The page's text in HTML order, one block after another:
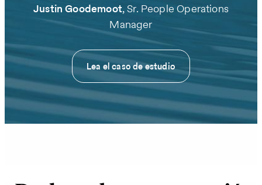
Justin Goodemoot, Sr. People Operations
Manager
Lea el caso de estudio